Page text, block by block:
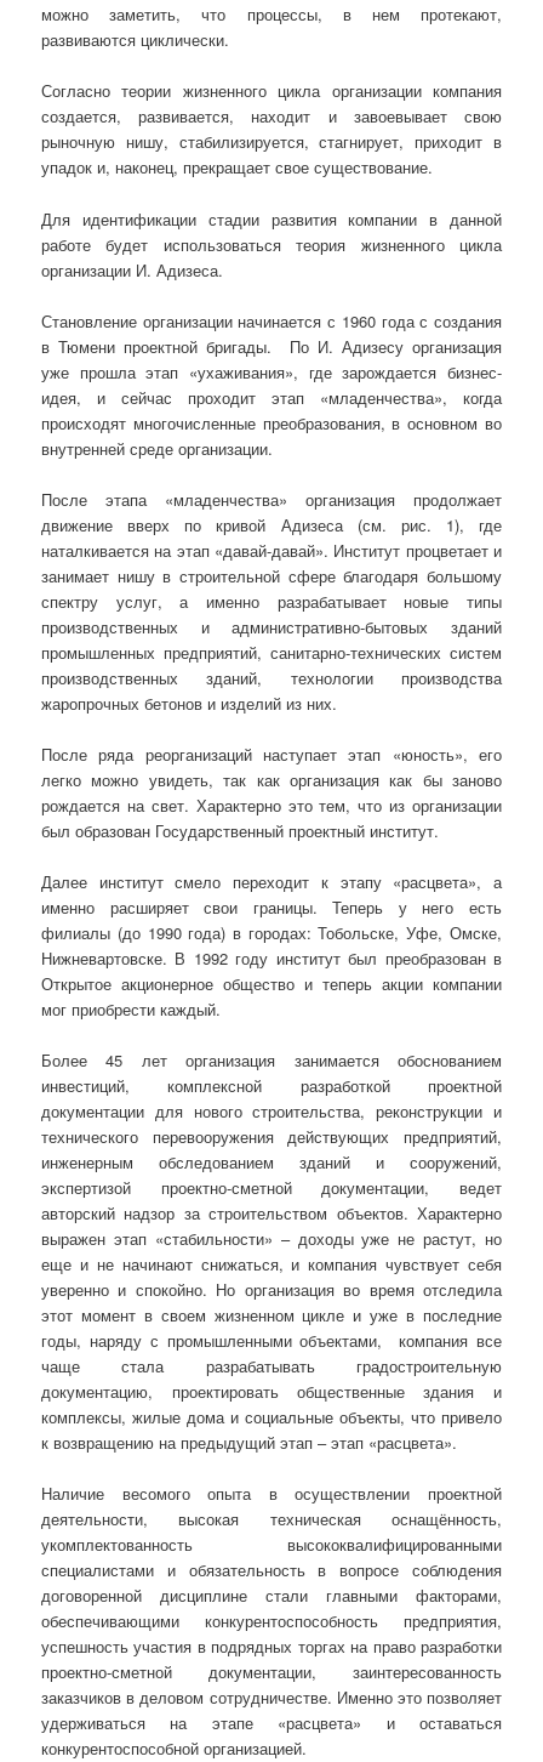
можно заметить, что процессы, в нем протекают,
развиваются циклически.
Согласно теории жизненного цикла организации компания
создается, развивается, находит и завоевывает свою
рыночную нишу, стабилизируется, стагнирует, приходит в
упадок и, наконец, прекращает свое существование.
Для идентификации стадии развития компании в данной
работе будет использоваться теория жизненного цикла
организации И. Адизеса.
Становление организации начинается с 1960 года с создания
в Тюмени проектной бригады. По И. Адизесу организация
уже прошла этап «ухаживания», где зарождается бизнес-
идея, и сейчас проходит этап «младенчества», когда
происходят многочисленные преобразования, в основном во
внутренней среде организации.
После этапа «младенчества» организация продолжает
движение вверх по кривой Адизеса (см. рис. 1), где
наталкивается на этап «давай-давай». Институт процветает и
занимает нишу в строительной сфере благодаря большому
спектру услуг, а именно разрабатывает новые типы
производственных и административно-бытовых зданий
промышленных предприятий, санитарно-технических систем
производственных зданий, технологии производства
жаропрочных бетонов и изделий из них.
После ряда реорганизаций наступает этап «юность», его
легко можно увидеть, так как организация как бы заново
рождается на свет. Характерно это тем, что из организации
был образован Государственный проектный институт.
Далее институт смело переходит к этапу «расцвета», а
именно расширяет свои границы. Теперь у него есть
филиалы (до 1990 года) в городах: Тобольске, Уфе, Омске,
Нижневартовске. В 1992 году институт был преобразован в
Открытое акционерное общество и теперь акции компании
мог приобрести каждый.
Более 45 лет организация занимается обоснованием
инвестиций, комплексной разработкой проектной
документации для нового строительства, реконструкции и
технического перевооружения действующих предприятий,
инженерным обследованием зданий и сооружений,
экспертизой проектно-сметной документации, ведет
авторский надзор за строительством объектов. Характерно
выражен этап «стабильности» – доходы уже не растут, но
еще и не начинают снижаться, и компания чувствует себя
уверенно и спокойно. Но организация во время отследила
этот момент в своем жизненном цикле и уже в последние
годы, наряду с промышленными объектами, компания все
чаще стала разрабатывать градостроительную
документацию, проектировать общественные здания и
комплексы, жилые дома и социальные объекты, что привело
к возвращению на предыдущий этап – этап «расцвета».
Наличие весомого опыта в осуществлении проектной
деятельности, высокая техническая оснащённость,
укомплектованность высококвалифицированными
специалистами и обязательность в вопросе соблюдения
договоренной дисциплине стали главными факторами,
обеспечивающими конкурентоспособность предприятия,
успешность участия в подрядных торгах на право разработки
проектно-сметной документации, заинтересованность
заказчиков в деловом сотрудничестве. Именно это позволяет
удерживаться на этапе «расцвета» и оставаться
конкурентоспособной организацией.